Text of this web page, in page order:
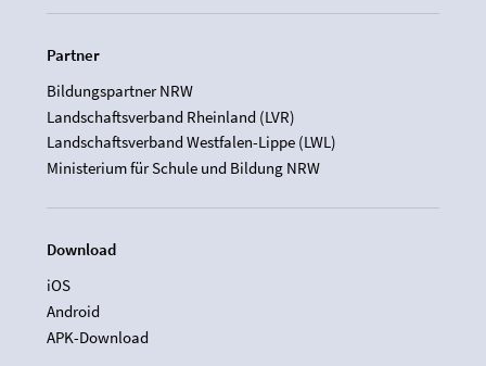
Partner
Bildungspartner NRW
Landschaftsverband Rheinland (LVR)
Landschaftsverband Westfalen-Lippe (LWL)
Ministerium für Schule und Bildung NRW
Download
iOS
Android
APK-Download